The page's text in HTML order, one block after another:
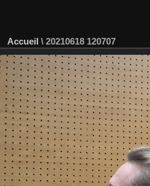
Accueil \ 20210618 120707